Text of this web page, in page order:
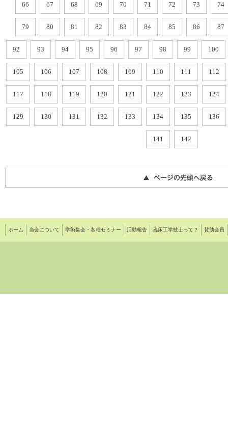
66 67 68 69 70 71 72 73 74
79 80 81 82 83 84 85 86 87
92 93 94 95 96 97 98 99 100
105 106 107 108 109 110 111 112
117 118 119 120 121 122 123 124
129 130 131 132 133 134 135 136
141 142
ホーム 当会について 学術集会・各種セミナー 活動報告 臨床工学技士って？ 賛助会員